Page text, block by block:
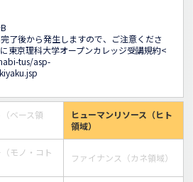
了後から発生しますので、ご注意くださ
東京理科大学オープンカレッジ受講規約<
tus/asp-
ベース領
ヒューマンリソース（ヒト
領域）
モノ・コト
ファイナンス（カネ領域）